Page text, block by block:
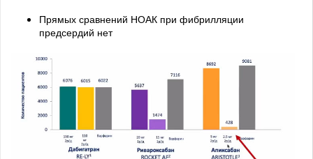
Прямых сравнений НОАК при фибрилляции
предсердий нет